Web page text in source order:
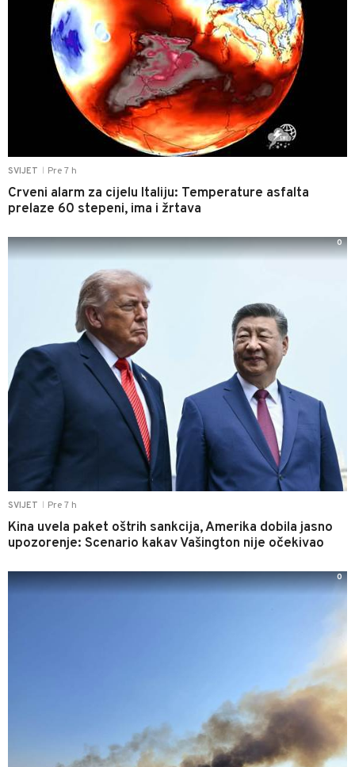
SVIJET Pre 7 h
Crveni alarm za cijelu Italiju: Temperature asfalta
prelaze 60 stepeni, ima i žrtava
SVIJET Pre 7 h
Kina uvela paket oštrih sankcija, Amerika dobila jasno
upozorenje: Scenario kakav Vašington nije očekivao
0
0